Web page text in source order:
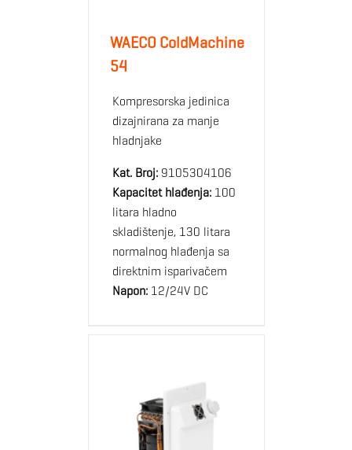
WAECO ColdMachine
54
Kompresorska jedinica
dizajnirana za manje
hladnjake
Kat. Broj:9105304106
Kapacitet hlađenja:100
litara hladno
skladištenje, 130 litara
normalnog hlađenja sa
direktnim isparivačem
Napon:12/24V DC